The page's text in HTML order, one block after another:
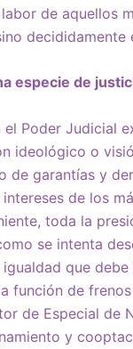
de aquellos
especie de
Poder Judicial
ideológico o
de garantías y
de los
toda la
se intenta
que
función de
de Especial
y